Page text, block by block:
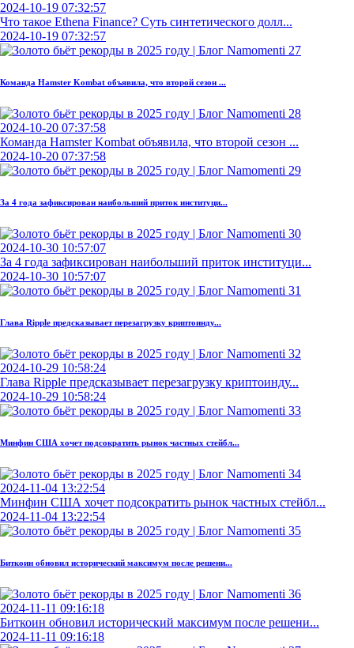
2024-10-19 07:32:57
Что такое Ethena Finance? Суть синтетического долл...
2024-10-19 07:32:57
Команда Hamster Kombat объявила, что второй сезон ...
2024-10-20 07:37:58
Команда Hamster Kombat объявила, что второй сезон ...
2024-10-20 07:37:58
За 4 года зафиксирован наибольший приток институци...
2024-10-30 10:57:07
За 4 года зафиксирован наибольший приток институци...
2024-10-30 10:57:07
Глава Ripple предсказывает перезагрузку криптоинду...
2024-10-29 10:58:24
Глава Ripple предсказывает перезагрузку криптоинду...
2024-10-29 10:58:24
Минфин США хочет подсократить рынок частных стейбл...
2024-11-04 13:22:54
Минфин США хочет подсократить рынок частных стейбл...
2024-11-04 13:22:54
Биткоин обновил исторический максимум после решени...
2024-11-11 09:16:18
Биткоин обновил исторический максимум после решени...
2024-11-11 09:16:18